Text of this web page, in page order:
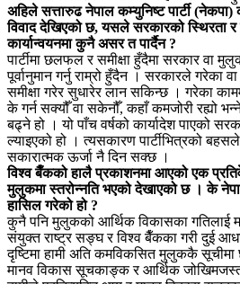
अहिले सत्तारुढ नेपाल कम्युनिष्ट पार्टी (नेकपा)
विवाद देखिएको छ, यसले सरकारको स्थिरता
कार्यान्वयनमा कुनै असर त पार्दैन ?
पार्टीमा छलफल र समीक्षा हुँदैमा सरकार
पूर्वानुमान गर्नु राम्रो हुँदैन । सरकारले गरेका
समीक्षा गरेर सुधारेर लान सकिन्छ । गरेका
के गर्न सक्यौँ वा सकेनौँ, कहाँ कमजोरी रह्यो
बढ्ने हो । यो पाँच वर्षको कार्यादेश पाएको
ल्याइएको हो । त्यसकारण पार्टीभित्रको
सकारात्मक ऊर्जा नै दिन सक्छ ।
विश्व बैँकको हालै प्रकाशनमा आएको एक
मुलुकमा स्तरोन्नति भएको देखाएको छ । के
हासिल गरेको हो ?
कुनै पनि मुलुकको आर्थिक विकासका गतिलाई
संयुक्त राष्ट्र सङ्घ र विश्व बैँकका गरी दुई
दृष्टिमा हामी अति कमविकसित मुलुककै
मानव विकास सूचकाङ्क र आर्थिक